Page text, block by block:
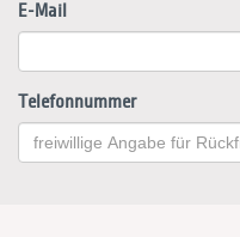
E-Mail
Telefonnummer